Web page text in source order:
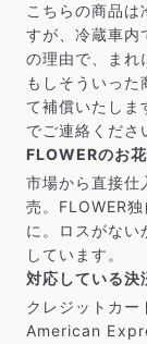
こちらの商品は
すが、冷蔵車内
の理由で、まれ
もしそういった
て補償いたしま
でご連絡くださ
FLOWERのお
市場から直接仕
売。FLOWER
に。ロスがない
しています。
対応している決
クレジットカ
American